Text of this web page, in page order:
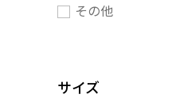
その他
サイズ